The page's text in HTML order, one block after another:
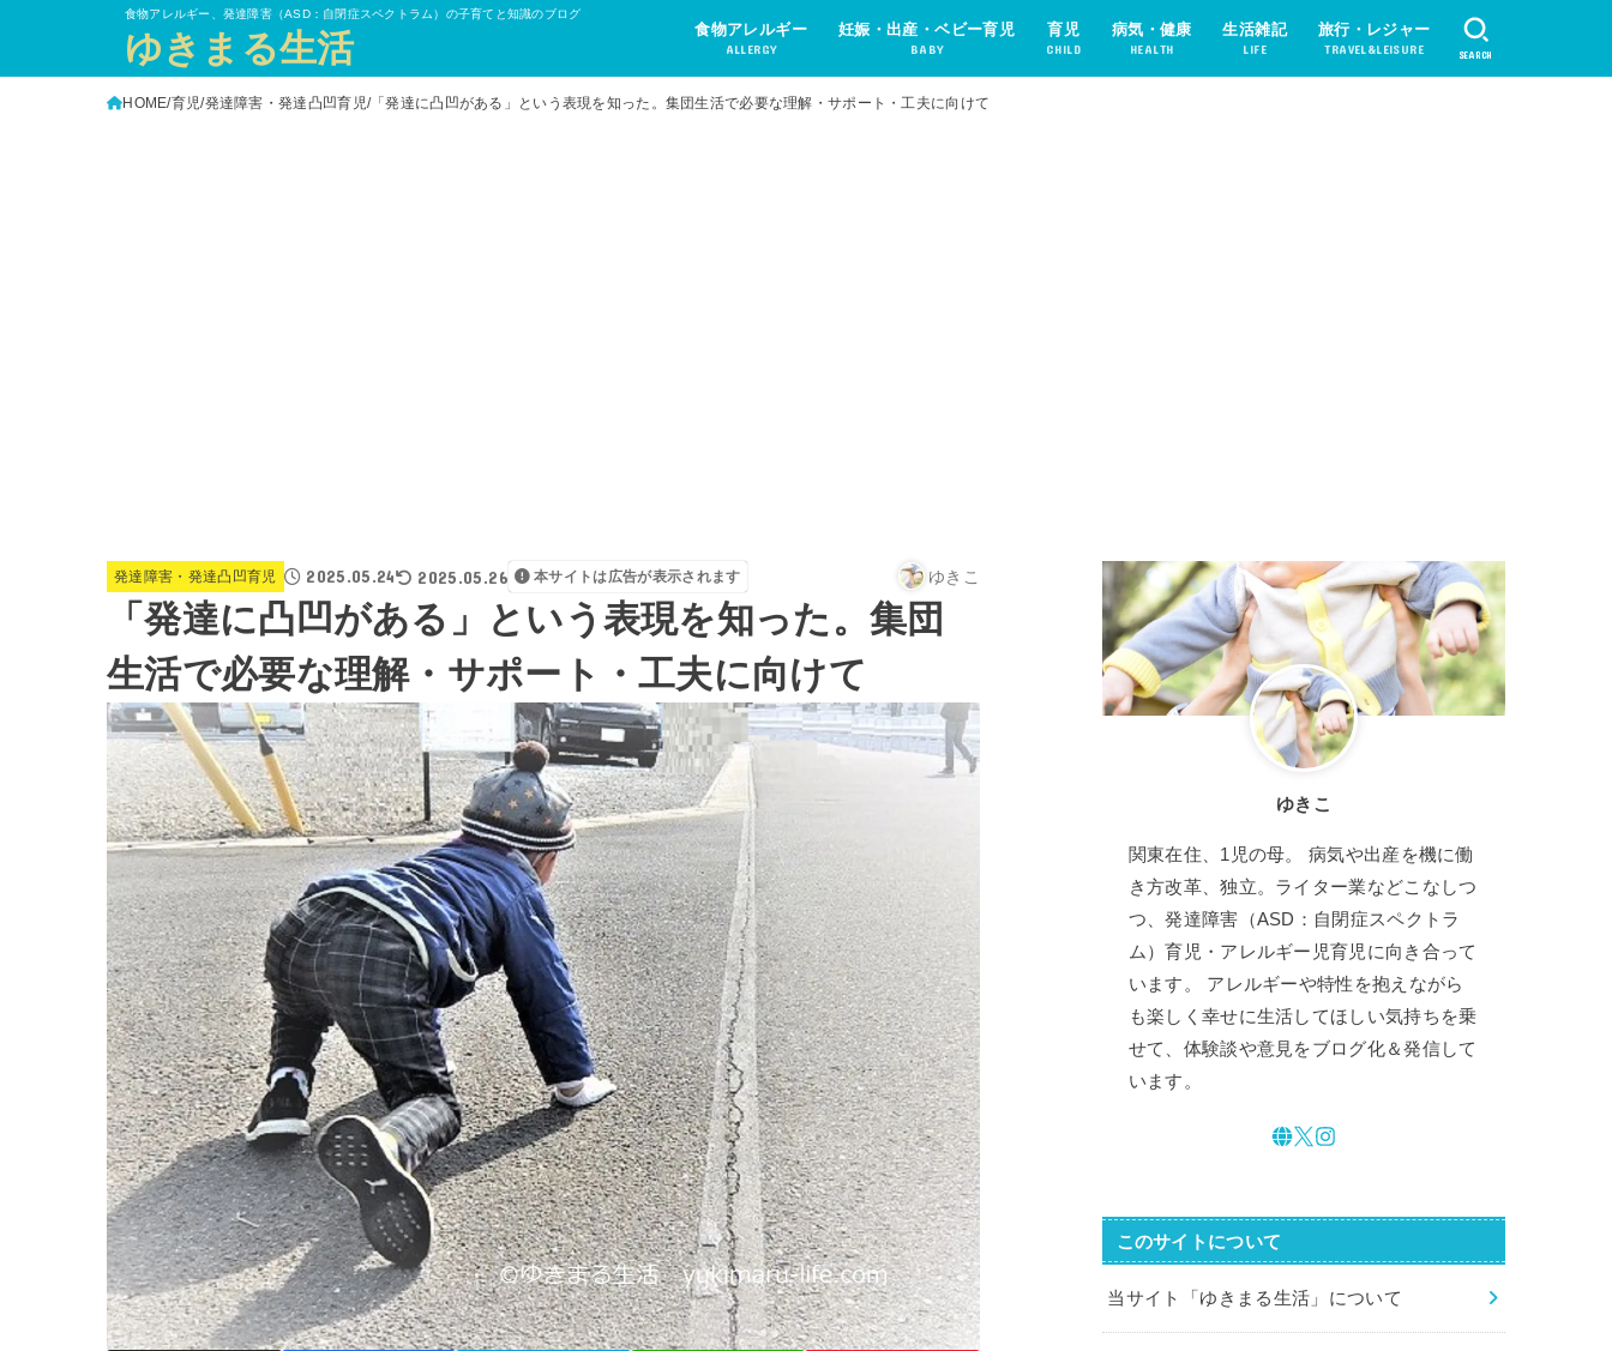
食物アレルギー、発達障害（ASD：自閉症スペクトラム）の子育てと知識のブログ
ゆきまる生活 食物アレルギー
ALLERGY
妊娠・出産・ベビー育児
BABY
育児
CHILD
病気・健康
HEALTH
生活雑記
LIFE
旅行・レジャー
TRAVEL&LEISURE SEARCH
HOME 育児 発達障害・発達凸凹育児 「発達に凸凹がある」という表現を知った。集団生活で必要な理解・サポート・工夫に向けて
発達障害・発達凸凹育児 2025.05.24 2025.05.26 本サイトは広告が表示されます ゆきこ
「発達に凸凹がある」という表現を知った。集団
生活で必要な理解・サポート・工夫に向けて
ゆきこ
関東在住、1児の母。 病気や出産を機に働
き方改革、独立。ライター業などこなしつ
つ、発達障害（ASD：自閉症スペクトラ
ム）育児・アレルギー児育児に向き合って
います。 アレルギーや特性を抱えながら
も楽しく幸せに生活してほしい気持ちを乗
せて、体験談や意見をブログ化＆発信して
います。
このサイトについて
当サイト「ゆきまる生活」について